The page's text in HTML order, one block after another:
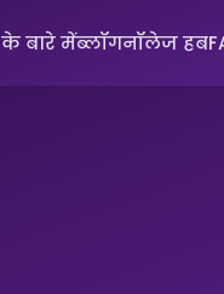
के बारे मेंब्लॉगनॉलेज हब